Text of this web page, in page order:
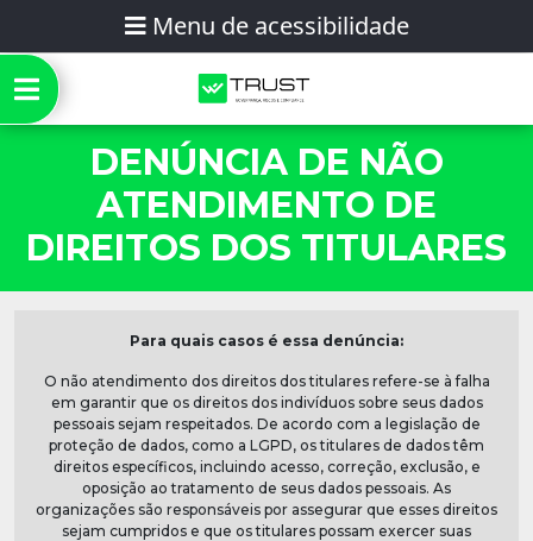
Ir para o conteúdo
Cores Padrão
A+
Aumentar fonte
Diminuir fonte
A
Normalizar fonte
PT EN ES
Menu de acessibilidade
DENÚNCIA DE NÃO
ATENDIMENTO DE
DIREITOS DOS TITULARES
Para quais casos é essa denúncia:
O não atendimento dos direitos dos titulares refere-se à falha
em garantir que os direitos dos indivíduos sobre seus dados
pessoais sejam respeitados. De acordo com a legislação de
proteção de dados, como a LGPD, os titulares de dados têm
direitos específicos, incluindo acesso, correção, exclusão, e
oposição ao tratamento de seus dados pessoais. As
organizações são responsáveis por assegurar que esses direitos
sejam cumpridos e que os titulares possam exercer suas